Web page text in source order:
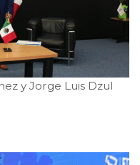
y Jorge Luis Dzul